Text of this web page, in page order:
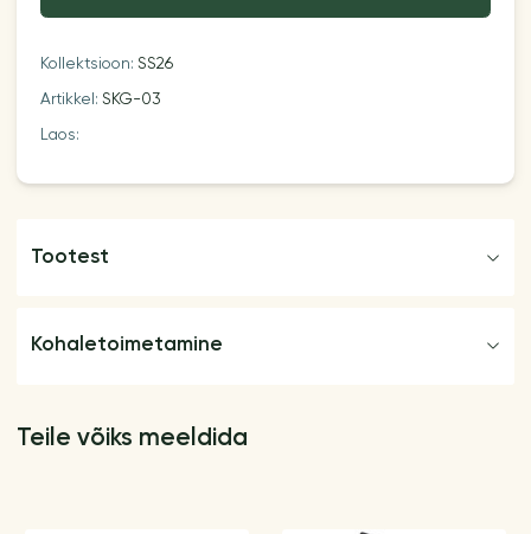
Kollektsioon:SS26
Artikkel:SKG-03
Laos:
Tootest
Kohaletoimetamine
Teile võiks meeldida